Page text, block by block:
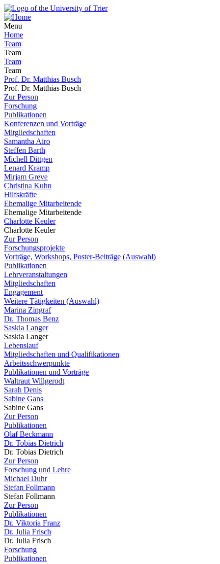
Menu
Home
Team
Team
Team
Team
Prof. Dr. Matthias Busch
Prof. Dr. Matthias Busch
Zur Person
Forschung
Publikationen
Konferenzen und Vorträge
Mitgliedschaften
Samantha Airo
Steffen Barth
Michell Dittgen
Lenard Kramp
Mirjam Greve
Christina Kuhn
Hilfskräfte
Ehemalige Mitarbeitende
Ehemalige Mitarbeitende
Charlotte Keuler
Charlotte Keuler
Zur Person
Forschungsprojekte
Vorträge, Workshops, Poster-Beiträge (Auswahl)
Publikationen
Lehrveranstaltungen
Mitgliedschaften
Engagement
Weitere Tätigkeiten (Auswahl)
Marina Zingraf
Dr. Thomas Benz
Saskia Langer
Saskia Langer
Lebenslauf
Mitgliedschaften und Qualifikationen
Arbeitsschwerpunkte
Publikationen und Vorträge
Waltraut Willgerodt
Sarah Denis
Sabine Gans
Sabine Gans
Zur Person
Publikationen
Olaf Beckmann
Dr. Tobias Dietrich
Dr. Tobias Dietrich
Zur Person
Forschung und Lehre
Michael Duhr
Stefan Follmann
Stefan Follmann
Zur Person
Publikationen
Dr. Viktoria Franz
Dr. Julia Frisch
Dr. Julia Frisch
Forschung
Publikationen